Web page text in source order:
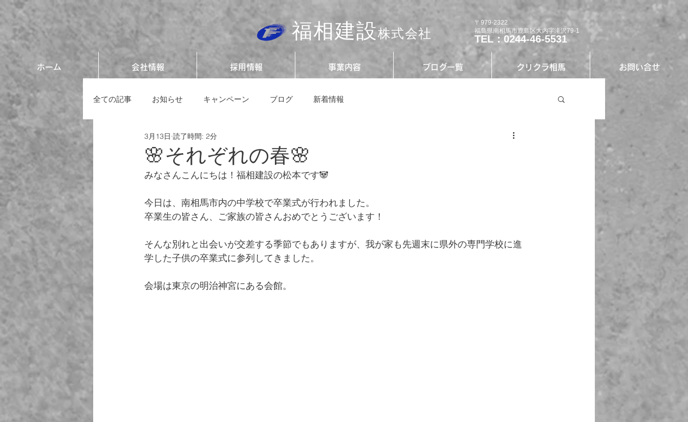
福相建設株式会社
〒979-2322
福島県南相馬市鹿島区大内字滝沢79-1
TEL：0244-46-5531
ホーム 会社情報 採用情報 事業内容 ブログ一覧 クリクラ相馬 お問い合せ
全ての記事 お知らせ キャンペーン ブログ 新着情報
🌸それぞれの春🌸
3月13日 読了時間: 2分
みなさんこんにちは！福相建設の松本です🐼
今日は、南相馬市内の中学校で卒業式が行われました。
卒業生の皆さん、ご家族の皆さんおめでとうございます！
そんな別れと出会いが交差する季節でもありますが、我が家も先週末に県外の専門学校に進
学した子供の卒業式に参列してきました。
会場は東京の明治神宮にある会館。